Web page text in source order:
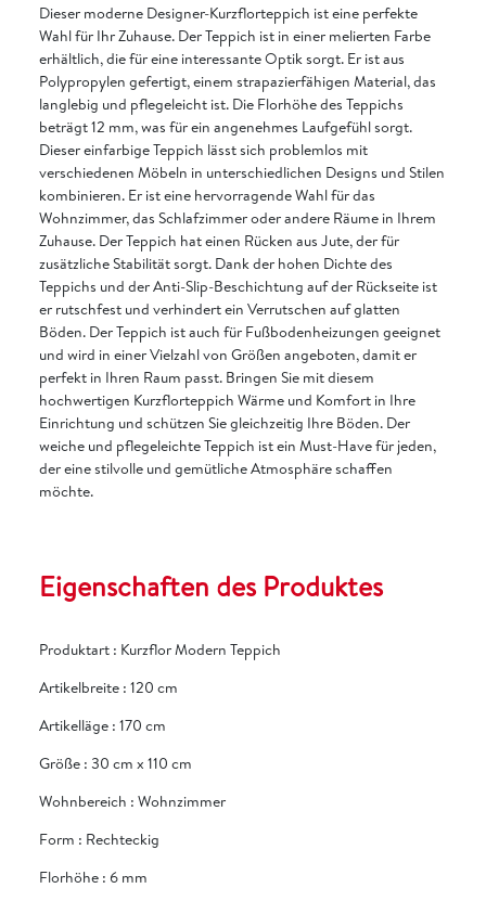
Dieser moderne Designer-Kurzflorteppich ist eine perfekte
Wahl für Ihr Zuhause. Der Teppich ist in einer melierten Farbe
erhältlich, die für eine interessante Optik sorgt. Er ist aus
Polypropylen gefertigt, einem strapazierfähigen Material, das
langlebig und pflegeleicht ist. Die Florhöhe des Teppichs
beträgt 12 mm, was für ein angenehmes Laufgefühl sorgt.
Dieser einfarbige Teppich lässt sich problemlos mit
verschiedenen Möbeln in unterschiedlichen Designs und Stilen
kombinieren. Er ist eine hervorragende Wahl für das
Wohnzimmer, das Schlafzimmer oder andere Räume in Ihrem
Zuhause. Der Teppich hat einen Rücken aus Jute, der für
zusätzliche Stabilität sorgt. Dank der hohen Dichte des
Teppichs und der Anti-Slip-Beschichtung auf der Rückseite ist
er rutschfest und verhindert ein Verrutschen auf glatten
Böden. Der Teppich ist auch für Fußbodenheizungen geeignet
und wird in einer Vielzahl von Größen angeboten, damit er
perfekt in Ihren Raum passt. Bringen Sie mit diesem
hochwertigen Kurzflorteppich Wärme und Komfort in Ihre
Einrichtung und schützen Sie gleichzeitig Ihre Böden. Der
weiche und pflegeleichte Teppich ist ein Must-Have für jeden,
der eine stilvolle und gemütliche Atmosphäre schaffen
möchte.
Eigenschaften des Produktes
Produktart : Kurzflor Modern Teppich
Artikelbreite : 120 cm
Artikelläge : 170 cm
Größe : 30 cm x 110 cm
Wohnbereich : Wohnzimmer
Form : Rechteckig
Florhöhe : 6 mm